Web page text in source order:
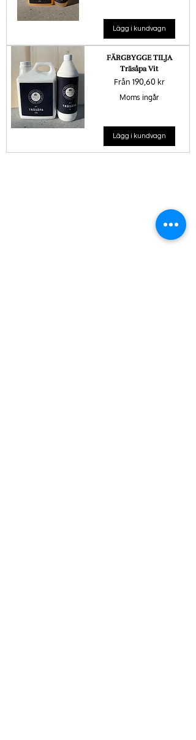
Lägg i kundvagn
FÄRGBYGGE TILJA
Träsåpa Vit
Från 190,60 kr
Reapris
Moms ingår
Lägg i kundvagn